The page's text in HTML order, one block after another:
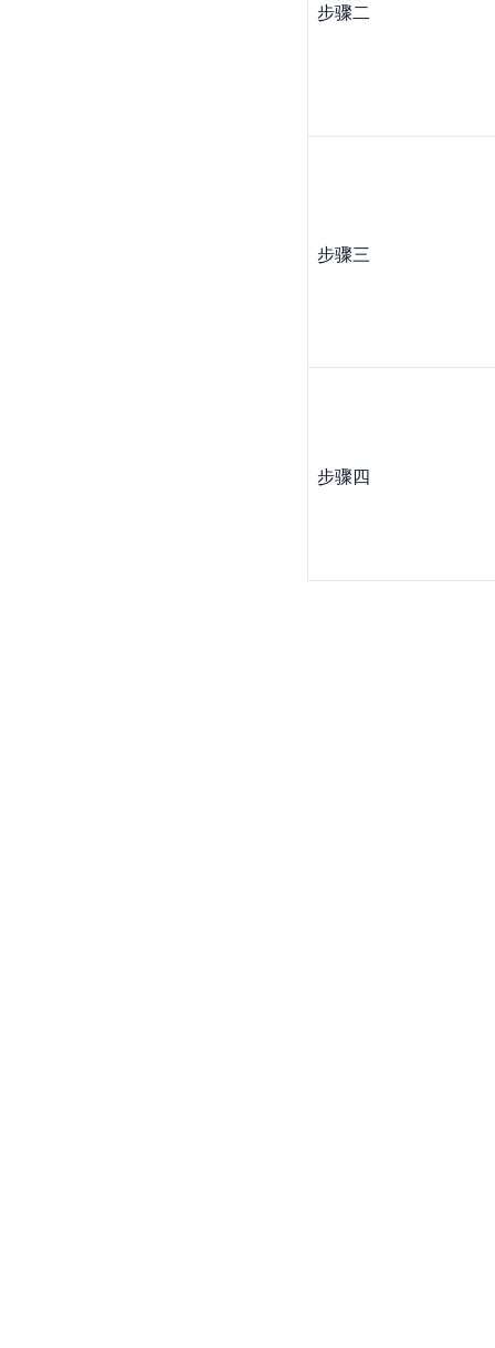
步骤二
步骤三
步骤四